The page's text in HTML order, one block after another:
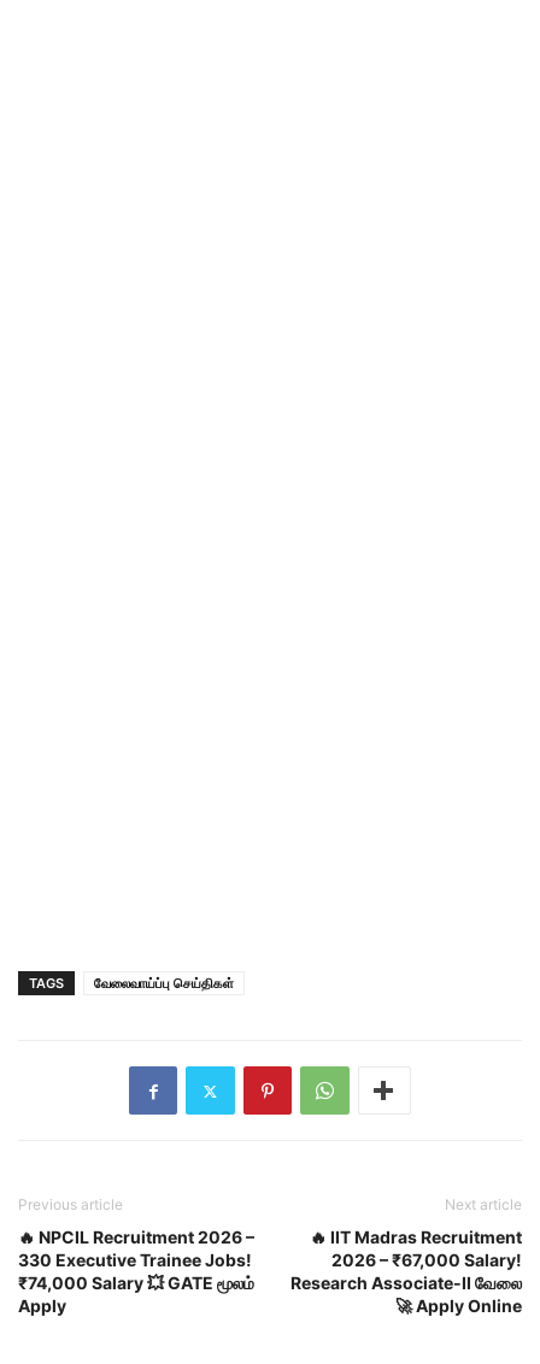
TAGS வேலைவாய்ப்பு செய்திகள்
Previous article
🔥 NPCIL Recruitment 2026 –
330 Executive Trainee Jobs!
₹74,000 Salary 💥 GATE மூலம்
Apply
Next article
🔥 IIT Madras Recruitment
2026 – ₹67,000 Salary!
Research Associate-II வேலை
🚀 Apply Online